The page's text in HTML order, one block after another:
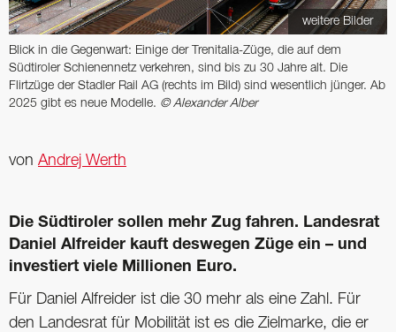
weitere Bilder
Blick in die Gegenwart: Einige der Tren­italia-Züge, die auf dem
Südtiroler Schienennetz verkehren, sind bis zu 30 Jahre alt. Die
Flirtzüge der ­Stadler Rail AG (rechts im Bild) sind wesentlich jünger. Ab
2025 gibt es neue Modelle. © Alexander Alber
von Andrej Werth
Die Südtiroler sollen mehr Zug fahren. Landesrat
Daniel Alfreider kauft deswegen Züge ein – und
investiert viele Millionen Euro.
Für Daniel Alfreider ist die 30 mehr als eine Zahl. Für
den Landesrat für Mobilität ist es die Zielmarke, die er